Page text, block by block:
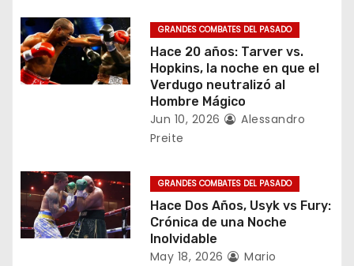
e
n
t
d
a
s
GRANDES COMBATES DEL PASADO
Hace 20 años: Tarver vs.
Hopkins, la noche en que el
Verdugo neutralizó al
Hombre Mágico
Jun 10, 2026
Alessandro
Preite
GRANDES COMBATES DEL PASADO
Hace Dos Años, Usyk vs Fury:
Crónica de una Noche
Inolvidable
May 18, 2026
Mario